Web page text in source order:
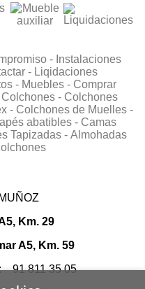
- Instalaciones
- Liqidaciones
- Muebles - Comprar
Colchones - Colchones
- Colchones de Muelles -
abatibles - Camas
Tapizadas - Almohadas
Km. 29
A5, Km. 59
91 811 35 05